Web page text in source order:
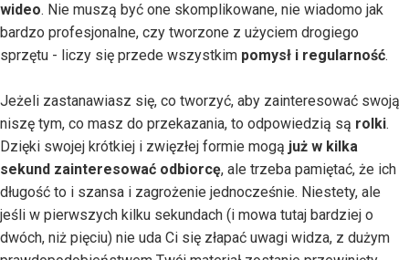
wideo. Nie muszą być one skomplikowane, nie wiadomo jak
bardzo profesjonalne, czy tworzone z użyciem drogiego
sprzętu - liczy się przede wszystkim pomysł i regularność.
Jeżeli zastanawiasz się, co tworzyć, aby zainteresować swoją
niszę tym, co masz do przekazania, to odpowiedzią są rolki.
Dzięki swojej krótkiej i zwięzłej formie mogą już w kilka
sekund zainteresować odbiorcę, ale trzeba pamiętać, że ich
długość to i szansa i zagrożenie jednocześnie. Niestety, ale
jeśli w pierwszych kilku sekundach (i mowa tutaj bardziej o
dwóch, niż pięciu) nie uda Ci się złapać uwagi widza, z dużym